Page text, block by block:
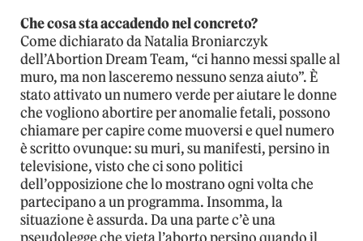
Che cosa sta accadendo nel concreto?
Come dichiarato da Natalia Broniarczyk
dell’Abortion Dream Team, “ci hanno messi spalle al
muro, ma non lasceremo nessuno senza aiuto”. È
stato attivato un numero verde per aiutare le donne
che vogliono abortire per anomalie fetali, possono
chiamare per capire come muoversi e quel numero
è scritto ovunque: su muri, su manifesti, persino in
televisione, visto che ci sono politici
dell’opposizione che lo mostrano ogni volta che
partecipano a un programma. Insomma, la
situazione è assurda. Da una parte c’è una